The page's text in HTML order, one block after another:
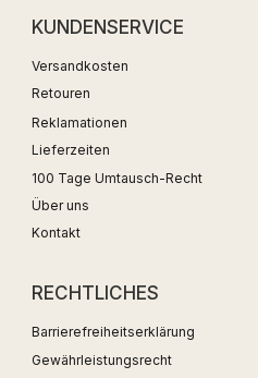
KUNDENSERVICE
Versandkosten
Retouren
Reklamationen
Lieferzeiten
100 Tage Umtausch-Recht
Über uns
Kontakt
RECHTLICHES
Barrierefreiheitserklärung
Gewährleistungsrecht